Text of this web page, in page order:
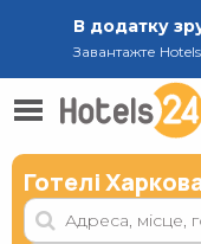
В додатку
Завантажте
Готелі